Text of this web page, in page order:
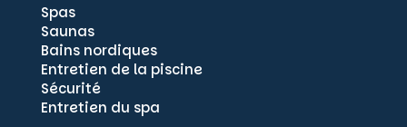
Spas
Saunas
Bains nordiques
Entretien de la piscine
Sécurité
Entretien du spa